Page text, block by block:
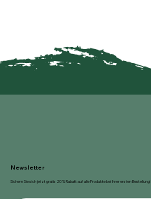
Newsletter
Sichern Sie sich jetzt gratis 20 % Rabatt auf alle Produkte bei Ihrer ersten Bestellung!